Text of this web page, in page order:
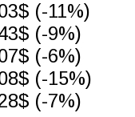
(-11%)
(-9%)
(-6%)
(-15%)
(-7%)